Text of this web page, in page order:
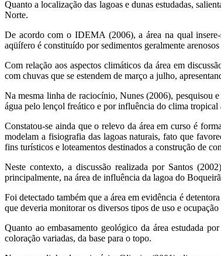
Quanto a localização das lagoas e dunas estudadas,
Norte.
De acordo com o IDEMA (2006), a área na qual insere-
aqüífero é constituído por sedimentos geralmente
Com relação aos aspectos climáticos da área em
com chuvas que se estendem de março a julho,
Na mesma linha de raciocínio, Nunes (2006), pesquisou
água pelo lençol freático e por influência do clima tropical
Constatou-se ainda que o relevo da área em curso é
modelam a fisiografia das lagoas naturais, fato que
fins turísticos e loteamentos destinados a construção de
Neste contexto, a discussão realizada por Santos
principalmente, na área de influência da lagoa do
Foi detectado também que a área em evidência é
que deveria monitorar os diversos tipos de uso e
Quanto ao embasamento geológico da área estudada
coloração variadas, da base para o topo.